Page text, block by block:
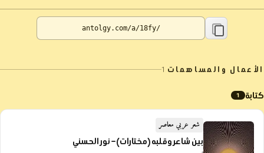
الأعمال والمساهمات 1
كتابة 1
شعر عربي معاصر
بين شاعر وقلبه (مختارات) – نور الحسني